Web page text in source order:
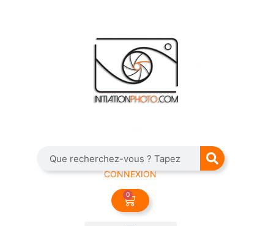
CONNEXION
0